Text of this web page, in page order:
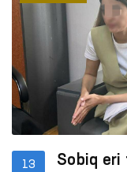
13
Sobiq eri